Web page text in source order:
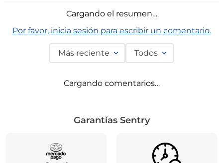
Cargando el resumen…
Por favor, inicia sesión para escribir un comentario.
Más reciente Todos
Cargando comentarios…
Garantías Sentry